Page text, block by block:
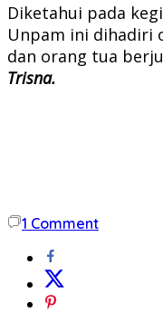
Diketahui pada
Unpam ini dihadiri
dan orang tua
Trisna.
1 Comment